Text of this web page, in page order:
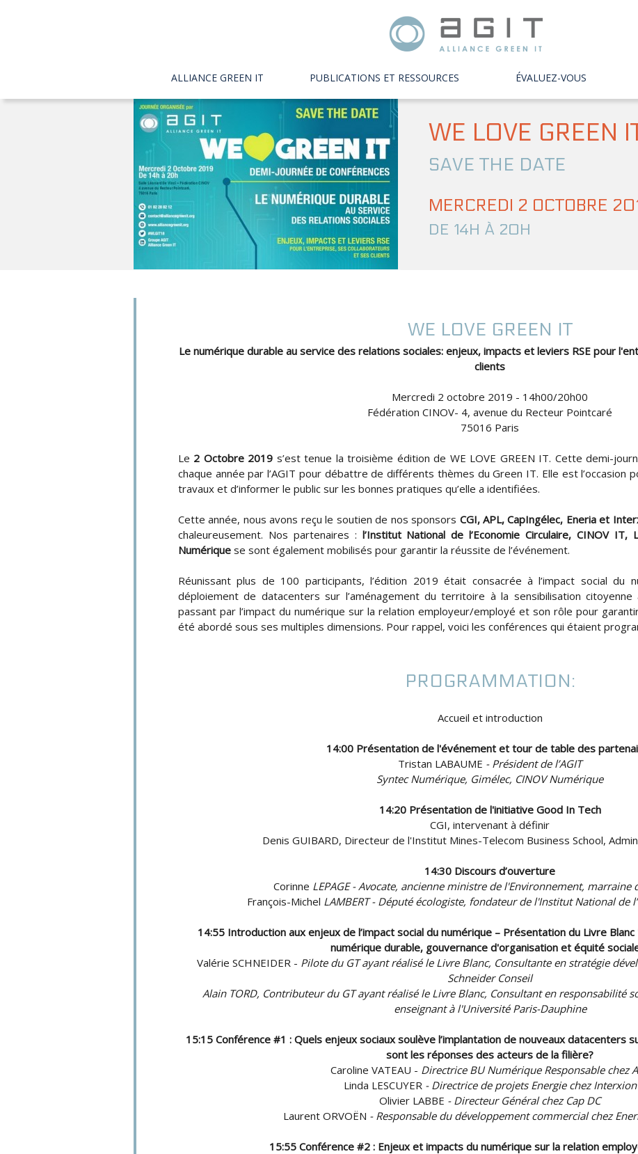
ALLIANCE GREEN IT PUBLICATIONS ET RESSOURCES ÉVALUEZ-VOUS
WE LOVE GREEN
SAVE THE DATE
MERCREDI 2 OCTOBRE
DE 14H À 20H
WE LOVE GREEN IT
Le numérique durable au service des relations sociales: enjeux, impacts et leviers RSE pour
clients
Mercredi 2 octobre 2019 - 14h00/20h00
Fédération CINOV- 4, avenue du Recteur Pointcaré
75016 Paris
Le 2 Octobre 2019 s’est tenue la troisième édition de WE LOVE GREEN IT. Cette demi-
chaque année par l’AGIT pour débattre de différents thèmes du Green IT. Elle est l’occasion
travaux et d’informer le public sur les bonnes pratiques qu’elle a identifiées.
Cette année, nous avons reçu le soutien de nos sponsors CGI, APL, CapIngélec, Eneria et
chaleureusement. Nos partenaires : l’Institut National de l’Economie Circulaire, CINOV IT,
Numérique se sont également mobilisés pour garantir la réussite de l’événement.
Réunissant plus de 100 participants, l’édition 2019 était consacrée à l’impact social du
déploiement de datacenters sur l’aménagement du territoire à la sensibilisation
passant par l’impact du numérique sur la relation employeur/employé et son rôle pour
été abordé sous ses multiples dimensions. Pour rappel, voici les conférences qui étaient
PROGRAMMATION:
Accueil et introduction
14:00 Présentation de l'événement et tour de table des
Tristan LABAUME - Président de l’AGIT
Syntec Numérique, Gimélec, CINOV Numérique
14:20 Présentation de l'initiative Good In Tech
CGI, intervenant à définir
Denis GUIBARD, Directeur de l'Institut Mines-Telecom Business School,
14:30 Discours d’ouverture
Corinne LEPAGE - Avocate, ancienne ministre de l'Environnement, marraine
François-Michel LAMBERT - Député écologiste, fondateur de l'Institut National de
14:55 Introduction aux enjeux de l’impact social du numérique – Présentation du Livre
numérique durable, gouvernance d'organisation et équité
Valérie SCHNEIDER - Pilote du GT ayant réalisé le Livre Blanc, Consultante en stratégie
Schneider Conseil
Alain TORD, Contributeur du GT ayant réalisé le Livre Blanc, Consultant en responsabilité
enseignant à l'Université Paris-Dauphine
15:15 Conférence #1 : Quels enjeux sociaux soulève l’implantation de nouveaux datacenters
sont les réponses des acteurs de la filière?
Caroline VATEAU - Directrice BU Numérique Responsable chez
Linda LESCUYER- Directrice de projets Energie chez Interxion
Olivier LABBE - Directeur Général chez Cap DC
Laurent ORVOËN - Responsable du développement commercial chez
15:55 Conférence #2 : Enjeux et impacts du numérique sur la relation